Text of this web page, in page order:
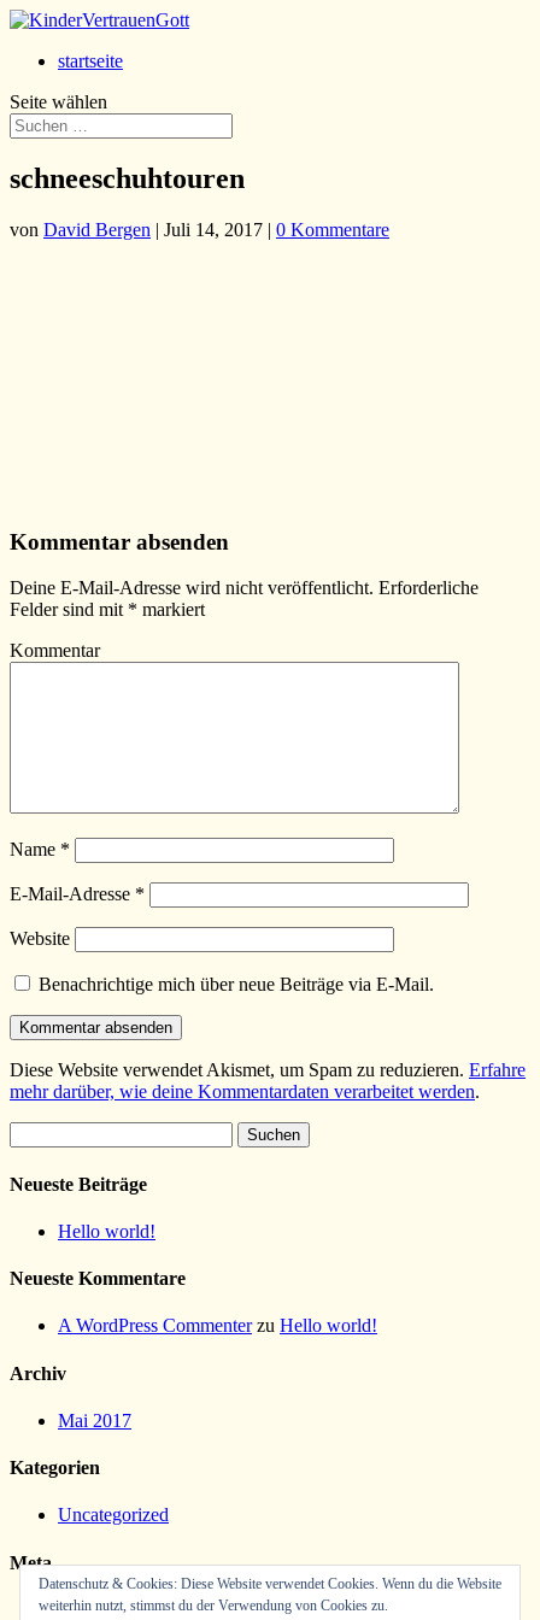
startseite
Seite wählen
schneeschuhtouren
von David Bergen | Juli 14, 2017 | 0 Kommentare
Kommentar absenden
Deine E-Mail-Adresse wird nicht veröffentlicht. Erforderliche
Felder sind mit * markiert
Kommentar
Name *
E-Mail-Adresse *
Website
Benachrichtige mich über neue Beiträge via E-Mail.
Diese Website verwendet Akismet, um Spam zu reduzieren. Erfahre
mehr darüber, wie deine Kommentardaten verarbeitet werden.
nach:
Neueste Beiträge
Hello world!
Neueste Kommentare
A WordPress Commenterzu Hello world!
Archiv
Mai 2017
Kategorien
Uncategorized
Meta
Anmelden
Datenschutz & Cookies: Diese Website verwendet Cookies. Wenn du die Website
weiterhin nutzt, stimmst du der Verwendung von Cookies zu.